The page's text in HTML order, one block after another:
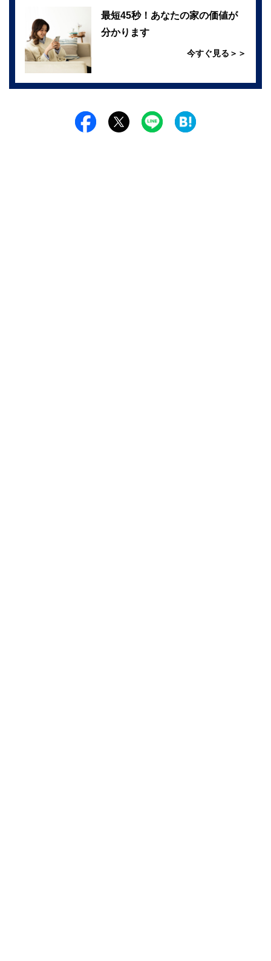
最短45秒！あなたの家の価値が
分かります
今すぐ見る＞＞